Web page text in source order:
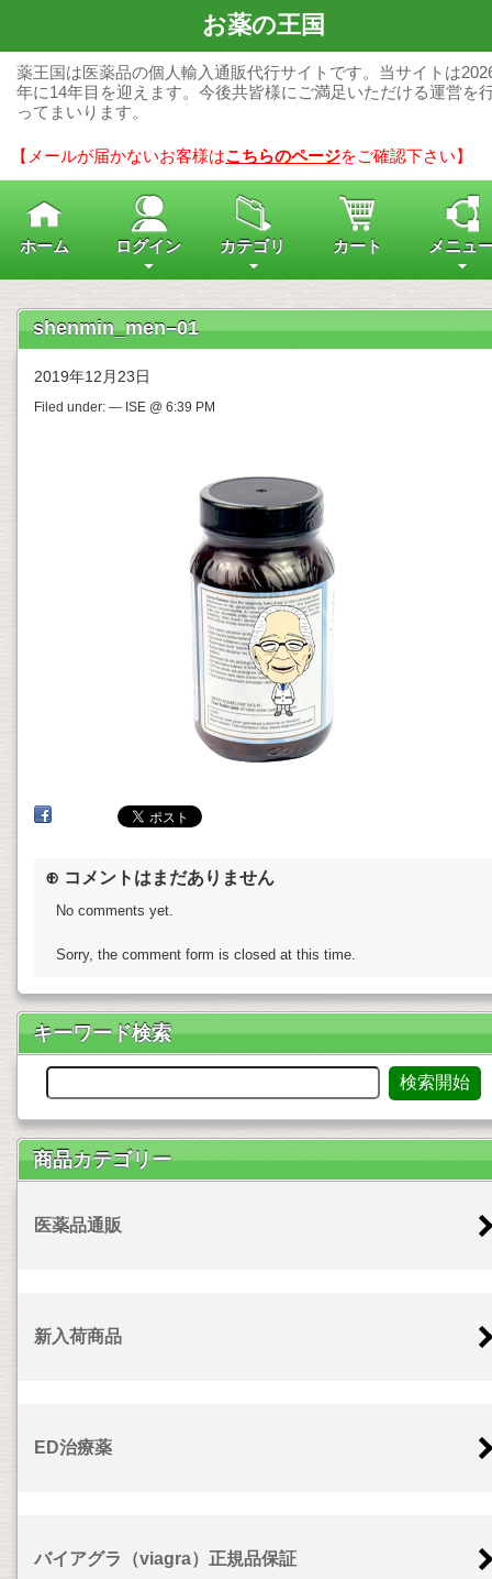
お薬の王国
薬王国は医薬品の個人輸入通販代行サイトです。当サイトは
年に14年目を迎えます。今後共皆様にご満足いただける運営を
ってまいります。
【メールが届かないお客様はこちらのページをご確認下さい】
ホーム ログイン カテゴリ カート メニュ
shenmin_men–01
2019年12月23日
Filed under: — ISE @ 6:39 PM
⊕ コメントはまだありません
No comments yet.
Sorry, the comment form is closed at this time.
キーワード検索
商品カテゴリー
医薬品通販
新入荷商品
ED治療薬
バイアグラ（viagra）正規品保証